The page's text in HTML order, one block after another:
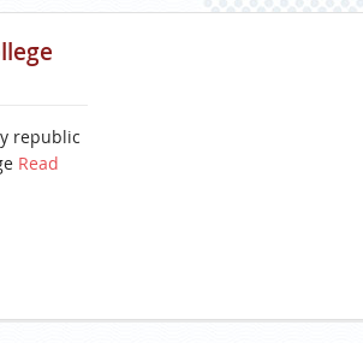
republic
Read